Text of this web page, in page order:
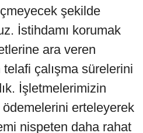
şekilde
İstihdamı korumak
ara veren
çalışma sürelerini
İşletmelerimizin
erteleyerek
nispeten daha rahat